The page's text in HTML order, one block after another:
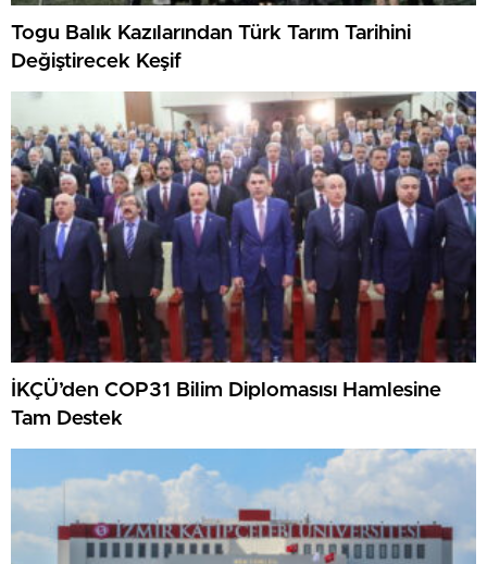
Togu Balık Kazılarından Türk Tarım Tarihini
Değiştirecek Keşif
İKÇÜ’den COP31 Bilim Diplomasısı Hamlesine
Tam Destek